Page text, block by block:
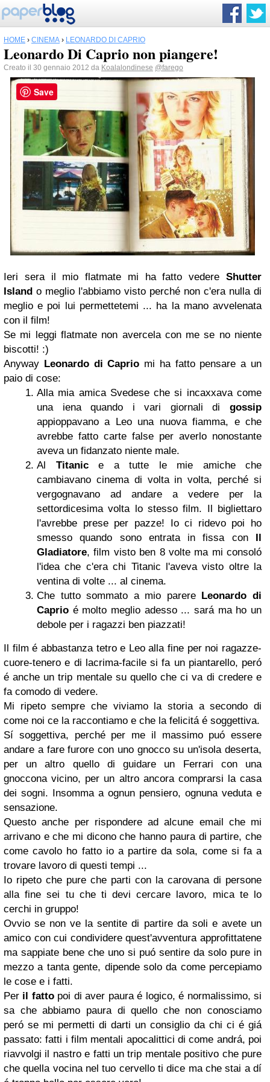
HOME › CINEMA › LEONARDO DI CAPRIO
Leonardo Di Caprio non piangere!
Creato il 30 gennaio 2012 da Koalalondinese @farego
Ieri sera il mio flatmate mi ha fatto vedere Shutter
Island o meglio l'abbiamo visto perché non c'era nulla di
meglio e poi lui permettetemi ... ha la mano avvelenata
con il film!
Se mi leggi flatmate non avercela con me se no niente
biscotti! :)
Anyway Leonardo di Caprio mi ha fatto pensare a un
paio di cose:
Alla mia amica Svedese che si incaxxava come
una iena quando i vari giornali di gossip
appioppavano a Leo una nuova fiamma, e che
avrebbe fatto carte false per averlo nonostante
aveva un fidanzato niente male.
Al Titanice a tutte le mie amiche che
cambiavano cinema di volta in volta, perché si
vergognavano ad andare a vedere per la
settordicesima volta lo stesso film. Il bigliettaro
l'avrebbe prese per pazze! Io ci ridevo poi ho
smesso quando sono entrata in fissa conIl
Gladiatore, film visto ben 8 volte ma mi consoló
l'idea che c'era chi Titanic l'aveva visto oltre la
ventina di volte ... al cinema.
Che tutto sommato a mio parere
Leonardo di
Caprio é molto meglio adesso ... sará ma ho un
debole per i ragazzi ben piazzati!
Il film é abbastanza tetro e Leo alla fine per noi ragazze-
cuore-tenero e di lacrima-facile si fa un piantarello, peró
é anche un trip mentale su quello che ci va di credere e
fa comodo di vedere.
Mi ripeto sempre che viviamo la storia a secondo di
come noi ce la raccontiamo e che la felicitá é soggettiva.
Sí soggettiva, perché per me il massimo puó essere
andare a fare furore con uno gnocco su un'isola deserta,
per un altro quello di guidare un Ferrari con una
gnoccona vicino, per un altro ancora comprarsi la casa
dei sogni. Insomma a ognun pensiero, ognuna veduta e
sensazione.
Questo anche per rispondere ad alcune email che mi
arrivano e che mi dicono che hanno paura di partire, che
come cavolo ho fatto io a partire da sola, come si fa a
trovare lavoro di questi tempi ...
Io ripeto che pure che parti con la carovana di persone
alla fine sei tu che ti devi cercare lavoro, mica te lo
cerchi in gruppo!
Ovvio se non ve la sentite di partire da soli e avete un
amico con cui condividere quest'avventura approfittatene
ma sappiate bene che uno si puó sentire da solo pure in
mezzo a tanta gente, dipende solo da come percepiamo
le cose e i fatti.
Per il fattopoi di aver paura é logico, é normalissimo, si
sa che abbiamo paura di quello che non conosciamo
peró se mi permetti di darti un consiglio da chi ci é giá
passato: fatti i film mentali apocalittici di come andrá, poi
riavvolgi il nastro e fatti un trip mentale positivo che pure
che quella vocina nel tuo cervello ti dice ma che stai a dí
Save